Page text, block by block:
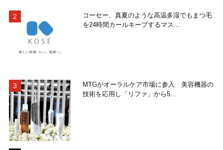
コーセー、真夏のような高温多湿でもまつ毛
を24時間カールキープするマス...
MTGがオーラルケア市場に参入 美容機器の
技術を応用し「リファ」から5...